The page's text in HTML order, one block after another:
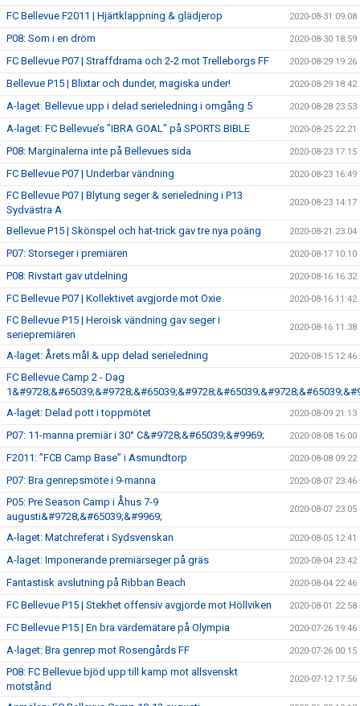
FC Bellevue F2011 | Hjärtklappning & glädjerop 2020-08-31 09:08
P08: Som i en dröm 2020-08-30 18:59
FC Bellevue P07 | Straffdrama och 2-2 mot Trelleborgs FF 2020-08-29 19:26
Bellevue P15 | Blixtar och dunder, magiska under! 2020-08-29 18:42
A-laget: Bellevue upp i delad serieledning i omgång 5 2020-08-28 23:53
A-laget: FC Bellevue’s ”IBRA GOAL” på SPORTS BIBLE 2020-08-25 22:21
P08: Marginalerna inte på Bellevues sida 2020-08-23 17:15
FC Bellevue P07 | Underbar vändning 2020-08-23 16:49
FC Bellevue P07 | Blytung seger & serieledning i P13
Sydvästra A
2020-08-23 14:17
Bellevue P15 | Skönspel och hat-trick gav tre nya poäng 2020-08-21 23:04
P07: Storseger i premiären 2020-08-17 10:10
P08: Rivstart gav utdelning 2020-08-16 16:32
FC Bellevue P07 | Kollektivet avgjorde mot Oxie 2020-08-16 11:42
FC Bellevue P15 | Heroisk vändning gav seger i
seriepremiären
2020-08-16 11:38
A-laget: Årets mål & upp delad serieledning 2020-08-15 12:46
FC Bellevue Camp 2 - Dag
A-laget: Delad pott i toppmötet
2020-08-09 21:13
P07: 11-manna premiär i 30° C&#9728;&#65039;&#9969; 2020-08-08 16:00
F2011: ”FCB Camp Base” i Asmundtorp 2020-08-08 09:22
P07: Bra genrepsmöte i 9-manna 2020-08-07 23:46
P05: Pre Season Camp i Åhus 7-9
augusti&#9728;&#65039;&#9969;
2020-08-07 23:05
A-laget: Matchreferat i Sydsvenskan 2020-08-05 12:41
A-laget: Imponerande premiärseger på gräs 2020-08-04 23:42
Fantastisk avslutning på Ribban Beach 2020-08-04 22:46
FC Bellevue P15 | Stekhet offensiv avgjorde mot Höllviken 2020-08-01 22:58
FC Bellevue P15 | En bra värdemätare på Olympia 2020-07-26 19:46
A-laget: Bra genrep mot Rosengårds FF 2020-07-26 00:15
P08: FC Bellevue bjöd upp till kamp mot allsvenskt
motstånd
2020-07-12 17:56